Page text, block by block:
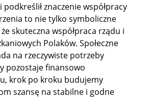
znaczenie współpracy
to nie tylko symboliczne
skuteczna współpraca rządu i
Polaków. Społeczne
na rzeczywiste potrzeby
pozostaje finansowo
krok po kroku budujemy
szansę na stabilne i godne